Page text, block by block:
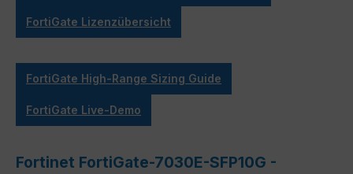
FortiGate Lizenzübersicht
FortiGate High-Range Sizing Guide
FortiGate Live-Demo
Fortinet FortiGate-7030E-SFP10G -